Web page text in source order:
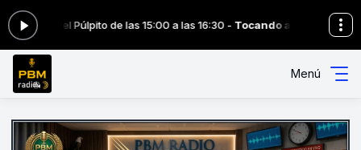
Desde el Púlpito de las 15:00 a las 16:30 -Tocando ahora: #194
Menú